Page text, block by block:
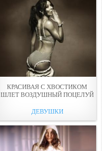
КРАСИВАЯ С ХВОСТИКОМ
ШЛЕТ ВОЗДУШНЫЙ ПOЦЕЛУЙ
ДЕВУШКИ